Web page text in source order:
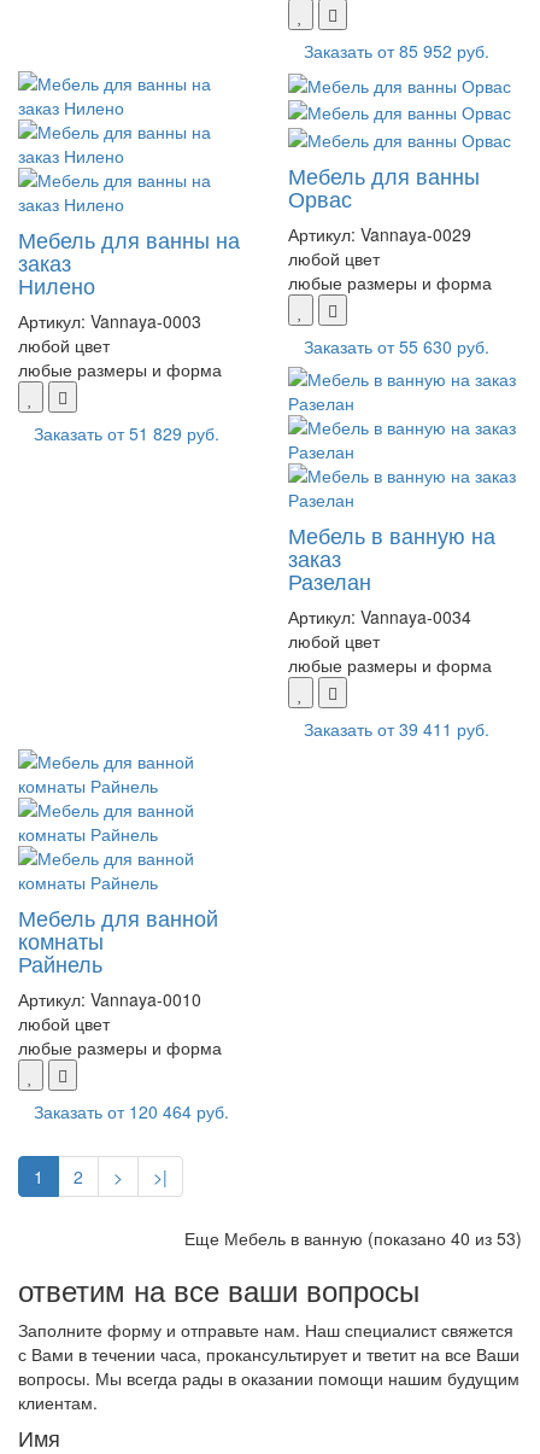
Заказать от85 952 руб.
Мебель для ванны на
заказ
Нилено
Артикул: Vannaya-0003
любой цвет
любые размеры и форма
Заказать от51 829 руб.
Мебель для ванны
Орвас
Артикул: Vannaya-0029
любой цвет
любые размеры и форма
Заказать от55 630 руб.
Мебель в ванную на
заказ
Разелан
Артикул: Vannaya-0034
любой цвет
любые размеры и форма
Заказать от39 411 руб.
Мебель для ванной
комнаты
Райнель
Артикул: Vannaya-0010
любой цвет
любые размеры и форма
Заказать от 120 464 руб.
1 2 > >|
Еще Мебель в ванную (показано 40 из 53)
ответим на все ваши вопросы
Заполните форму и отправьте нам. Наш специалист свяжется
с Вами в течении часа, прокансультирует и тветит на все Ваши
вопросы. Мы всегда рады в оказании помощи нашим будущим
клиентам.
Имя